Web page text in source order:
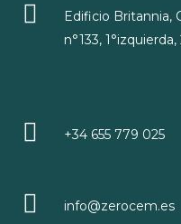
Edificio Britannia,
n°133,
+34 655 779 025
info@zerocem.es